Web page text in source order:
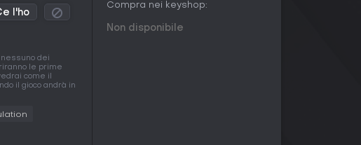
l'ho
nessuno dei
le prime
come il
il gioco andrà in
Compra nei keyshop:
Non disponibile